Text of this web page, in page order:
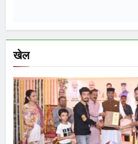
02
सांदीपनि शास.मॉडल स्कूल
समापन समारोह संपन्न
03
विधायक क्रिकेट प्रीमियर
57 एवं 59 की टीमों के बीच
04
खेल
मंत्री श्री विश्वास सारंग ने
प्रशिक्षण शिविर आरोह-2026